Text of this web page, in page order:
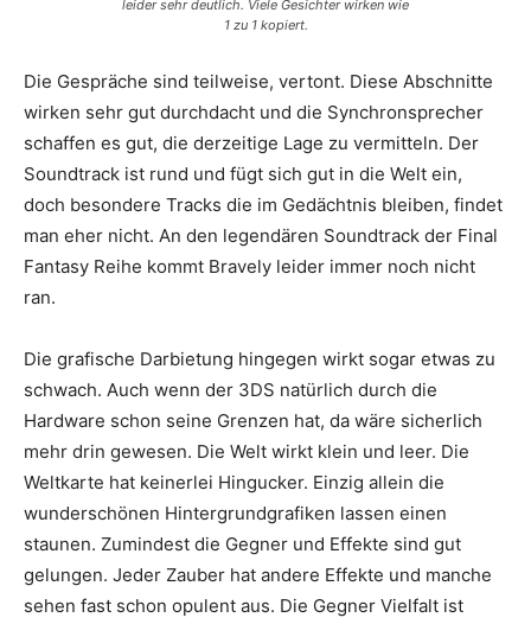
leider sehr deutlich. Viele Gesichter wirken wie
1 zu 1 kopiert.
Die Gespräche sind teilweise, vertont. Diese Abschnitte
wirken sehr gut durchdacht und die Synchronsprecher
schaffen es gut, die derzeitige Lage zu vermitteln. Der
Soundtrack ist rund und fügt sich gut in die Welt ein,
doch besondere Tracks die im Gedächtnis bleiben, findet
man eher nicht. An den legendären Soundtrack der Final
Fantasy Reihe kommt Bravely leider immer noch nicht
ran.
Die grafische Darbietung hingegen wirkt sogar etwas zu
schwach. Auch wenn der 3DS natürlich durch die
Hardware schon seine Grenzen hat, da wäre sicherlich
mehr drin gewesen. Die Welt wirkt klein und leer. Die
Weltkarte hat keinerlei Hingucker. Einzig allein die
wunderschönen Hintergrundgrafiken lassen einen
staunen. Zumindest die Gegner und Effekte sind gut
gelungen. Jeder Zauber hat andere Effekte und manche
sehen fast schon opulent aus. Die Gegner Vielfalt ist